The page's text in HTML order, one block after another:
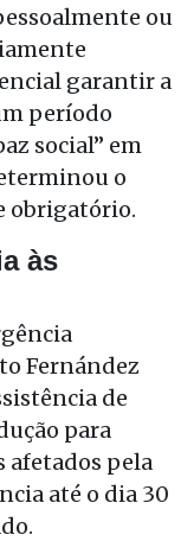
ou
garantir a
período
social” em
o
obrigatório.
às
Fernández
de
para
afetados pela
até o dia 30